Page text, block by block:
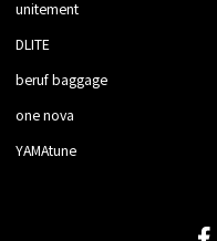
unitement
DLITE
beruf baggage
one nova
YAMAtune